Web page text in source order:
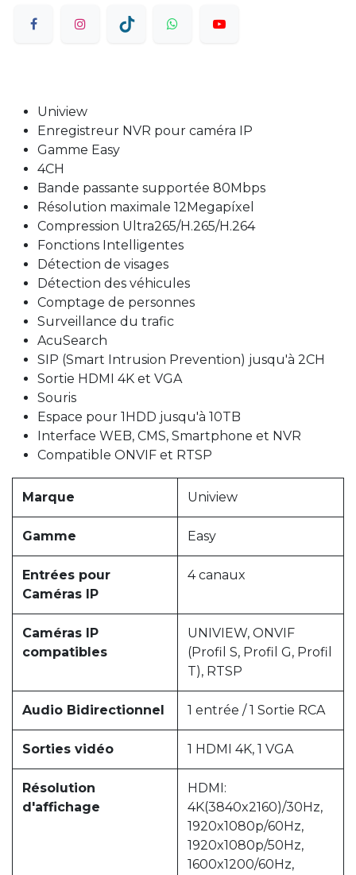
Uniview
Enregistreur NVR pour caméra IP
Gamme Easy
4CH
Bande passante supportée 80Mbps
Résolution maximale 12Megapíxel
Compression Ultra265/H.265/H.264
Fonctions Intelligentes
Détection de visages
Détection des véhicules
Comptage de personnes
Surveillance du trafic
AcuSearch
SIP (Smart Intrusion Prevention) jusqu'à 2CH
Sortie HDMI 4K et VGA
Souris
Espace pour 1HDD jusqu'à 10TB
Interface WEB, CMS, Smartphone et NVR
Compatible ONVIF et RTSP
Marque Uniview
Gamme Easy
Entrées pour
Caméras IP
4 canaux
Caméras IP
compatibles
UNIVIEW, ONVIF
(Profil S, Profil G, Profil
T), RTSP
Audio Bidirectionnel 1 entrée / 1 Sortie RCA
Sorties vidéo 1 HDMI 4K, 1 VGA
Résolution
d'affichage
HDMI:
4K(3840x2160)/30Hz,
1920x1080p/60Hz,
1920x1080p/50Hz,
1600x1200/60Hz,